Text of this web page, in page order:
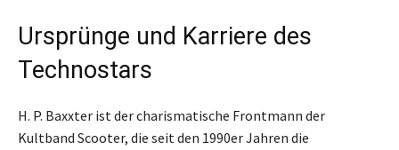
Ursprünge und Karriere des
Technostars
H. P. Baxxter ist der charismatische Frontmann der
Kultband Scooter, die seit den 1990er Jahren die